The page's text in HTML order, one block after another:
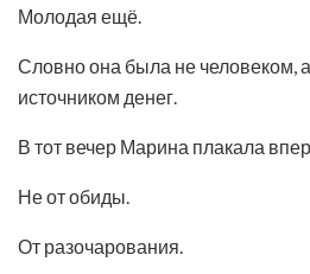
Молодая ещё.
Словно она была не человеком,
источником денег.
В тот вечер Марина плакала
Не от обиды.
От разочарования.